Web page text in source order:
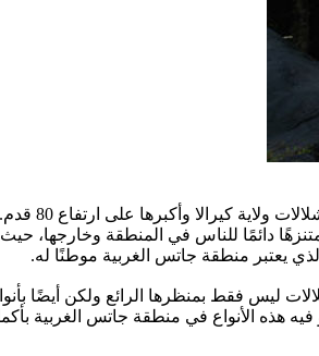
بينما تتمشي
بعد حوالي 63 كم من منطقة ثريسور، فهي تمثل متنزهًا دائمًا
يعتبر منطقة جاتس الغربية موطنًا له.
ليس فقط بمنظرها الرائع ولكن أيضًا
هذه الأنواع في منطقة جاتس الغربية